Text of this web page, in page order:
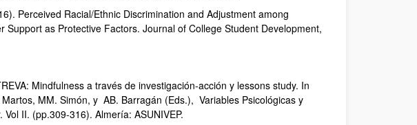
Perceived Racial/Ethnic Discrimination and Adjustment among
Support as Protective Factors. Journal of College Student Development,
Mindfulness a través de investigación-acción y lessons study. In
MM. Simón, y AB. Barragán (Eds.), Variables Psicológicas y
II. (pp.309-316). Almería: ASUNIVEP.